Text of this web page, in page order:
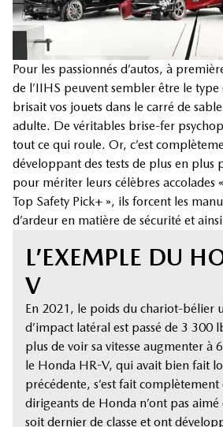
Pour les passionnés d’autos, à
de l’IIHS peuvent sembler être le
brisait vos jouets dans le carré de
adulte. De véritables brise-fer
tout ce qui roule. Or, c’est
développant des tests de plus en plus
pour mériter leurs célèbres accolades
Top Safety Pick+ », ils forcent les
d’ardeur en matière de sécurité et
L’EXEMPLE DU
V
En 2021, le poids du chariot-bélier
d’impact latéral est passé de 3 300
plus de voir sa vitesse augmenter à
le Honda HR-V, qui avait bien fait
précédente, s’est fait complètement
dirigeants de Honda n’ont pas
soit dernier de classe et ont